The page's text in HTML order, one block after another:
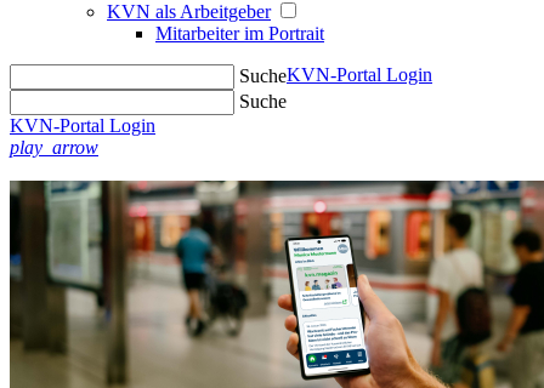
KVN als Arbeitgeber
Mitarbeiter im Portrait
SucheKVN-Portal Login
Suche
KVN-Portal Login
play_arrow